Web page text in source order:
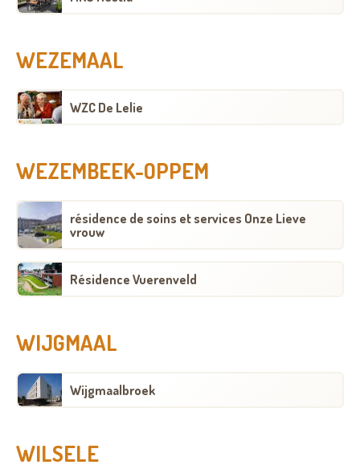
WEZEMAAL
WZC De Lelie
WEZEMBEEK-OPPEM
résidence de soins et services Onze Lieve
vrouw
Résidence Vuerenveld
WIJGMAAL
Wijgmaalbroek
WILSELE